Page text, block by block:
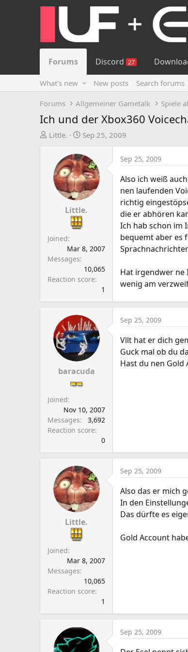
Forums Discord 27
What's new New posts Search forums
Forums Allgemeiner Gametalk Spiele
Ich und der Xbox360
T
t
r
Little.
S
a
r
t
d
a
t
e
Sep 25, 2009
Little.
Joined
Mar 8, 2007
Messages
10,065
Reaction score
1
Sep 25, 2009
Also ich weiß
nen laufenden
richtig
die er abhören
Ich hab schon im
bequemt aber es
Hat irgendwer ne
wenig am
baracuda
Joined
Nov 10, 2007
Messages
3,692
Reaction score
0
Sep 25, 2009
Vllt hat er dich
Guck mal ob du
Hast du nen Gold
Little.
Joined
Mar 8, 2007
Messages
10,065
Reaction score
1
Sep 25, 2009
Also das er mich
In den
Das dürfte es
Gold Account
Sep 25, 2009